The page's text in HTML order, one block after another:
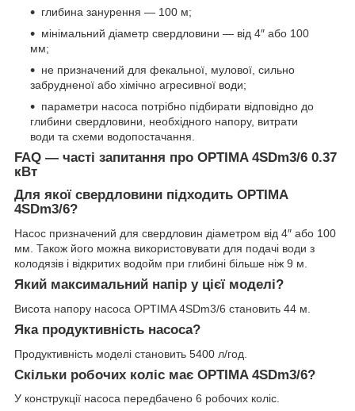
глибина занурення — 100 м;
мінімальний діаметр свердловини — від 4″ або 100
мм;
не призначений для фекальної, мулової, сильно
забрудненої або хімічно агресивної води;
параметри насоса потрібно підбирати відповідно до
глибини свердловини, необхідного напору, витрати
води та схеми водопостачання.
FAQ — часті запитання про OPTIMA 4SDm3/6 0.37
кВт
Для якої свердловини підходить OPTIMA
4SDm3/6?
Насос призначений для свердловин діаметром від 4″ або 100
мм. Також його можна використовувати для подачі води з
колодязів і відкритих водойм при глибині більше ніж 9 м.
Який максимальний напір у цієї моделі?
Висота напору насоса OPTIMA 4SDm3/6 становить 44 м.
Яка продуктивність насоса?
Продуктивність моделі становить 5400 л/год.
Скільки робочих коліс має OPTIMA 4SDm3/6?
У конструкції насоса передбачено 6 робочих коліс.